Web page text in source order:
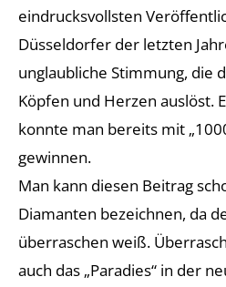
eindrucksvollsten
Düsseldorfer der letzten
unglaubliche Stimmung, die
Köpfen und Herzen auslöst.
konnte man bereits mit
gewinnen.
Man kann diesen Beitrag
Diamanten bezeichnen, da
überraschen weiß.
auch das „Paradies“ in der